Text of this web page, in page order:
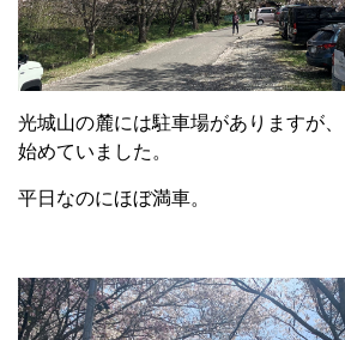
光城山の麓には駐車場がありますが
始めていました。
平日なのにほぼ満車。